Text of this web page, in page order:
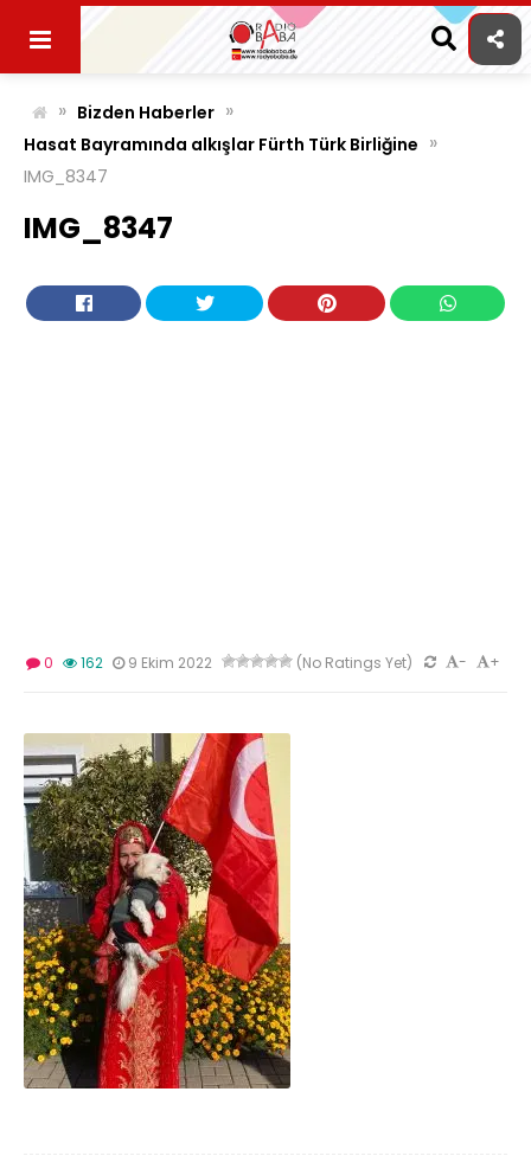
content
» Bizden Haberler »
Hasat Bayramında alkışlar Fürth Türk Birliğine »
IMG_8347
IMG_8347
0 162 9 Ekim 2022 (No Ratings Yet) +
-